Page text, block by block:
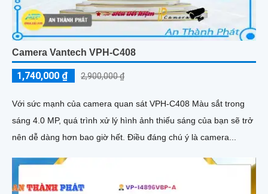
Camera Vantech VPH-C408
1,740,000 ₫ 2,900,000 ₫
Với sức mạnh của camera quan sát VPH-C408 Màu sắt trong
sáng 4.0 MP, quá trình xử lý hình ảnh thiếu sáng của bạn sẽ trở
nên dễ dàng hơn bao giờ hết. Điều đáng chú ý là camera...